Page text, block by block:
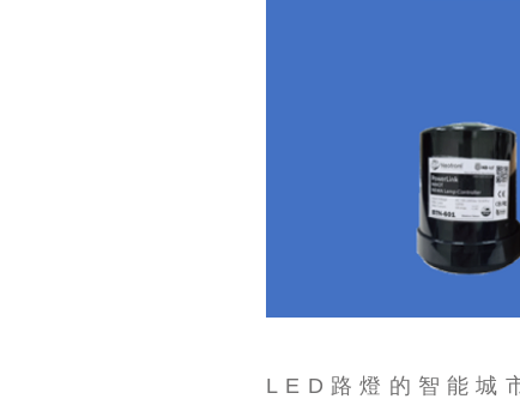
LED路燈的智能城